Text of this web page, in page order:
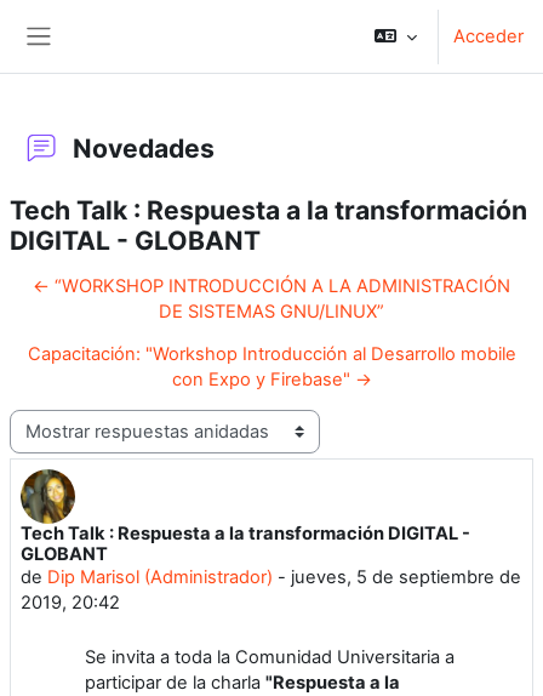
Acceder
Novedades
Tech Talk : Respuesta a la transformación
DIGITAL - GLOBANT
← “WORKSHOP INTRODUCCIÓN A LA ADMINISTRACIÓN
DE SISTEMAS GNU/LINUX”
Capacitación: "Workshop Introducción al Desarrollo mobile
con Expo y Firebase" →
Mostrar modo
Tech Talk : Respuesta a la transformación DIGITAL -
GLOBANT
de Dip Marisol (Administrador) - jueves, 5 de septiembre de
2019, 20:42
Número de respuestas: 0
Se invita a toda la Comunidad Universitaria a
participar de la charla "Respuesta a la